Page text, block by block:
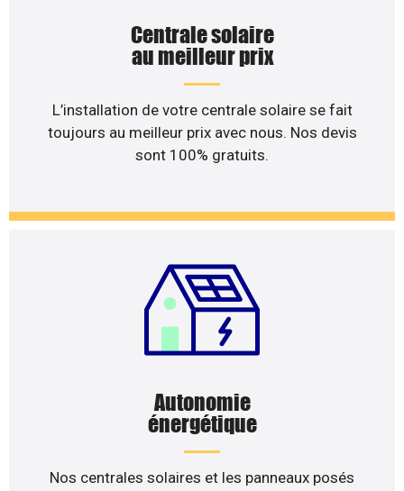
Centrale solaire
au meilleur prix
L’installation de votre centrale solaire se fait
toujours au meilleur prix avec nous. Nos devis
sont 100% gratuits.
Autonomie
énergétique
Nos centrales solaires et les panneaux posés